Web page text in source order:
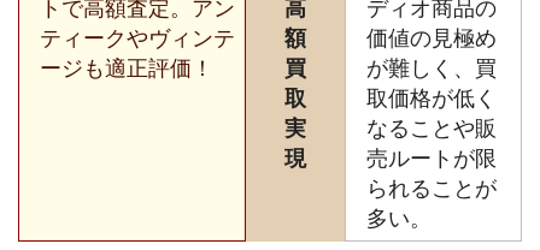
トで高額査定。アン
ティークやヴィンテ
ージも適正評価！
高
額
買
取
実
現
ディオ商品の
価値の見極め
が難しく、買
取価格が低く
なることや販
売ルートが限
られることが
多い。